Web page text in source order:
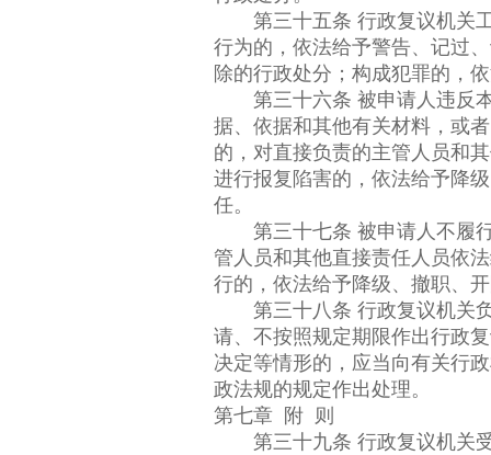
第三十五条 行政复议机关工
行为的，依法给予警告、记过
除的行政处分；构成犯罪的，
第三十六条 被申请人违反本
据、依据和其他有关材料，或
的，对直接负责的主管人员和
进行报复陷害的，依法给予降
任。
第三十七条 被申请人不履行
管人员和其他直接责任人员依
行的，依法给予降级、撤职、
第三十八条 行政复议机关负
请、不按照规定期限作出行政
决定等情形的，应当向有关行
政法规的规定作出处理。
第七章 附 则
第三十九条 行政复议机关受